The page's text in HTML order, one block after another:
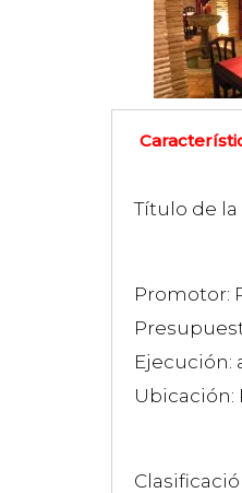
Título de la
Promotor:
Ejecución:
Ubicación: